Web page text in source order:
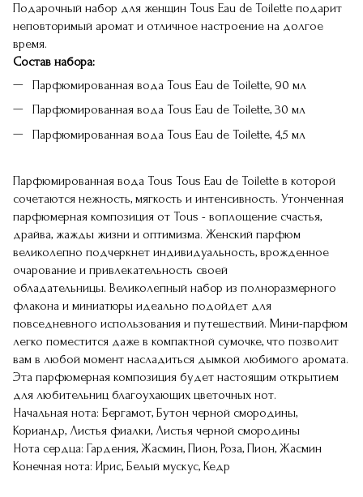
Подарочный набор для женщин Tous Eau de Toilette подарит
неповторимый аромат и отличное настроение на долгое
время.
Состав набора:
Парфюмированная вода Tous Eau de Toilette, 90 мл
Парфюмированная вода Tous Eau de Toilette, 30 мл
Парфюмированная вода Tous Eau de Toilette, 4,5 мл
Парфюмированная вода Tous Tous Eau de Toilette в которой
сочетаются нежность, мягкость и интенсивность. Утонченная
парфюмерная композиция от Tous - воплощение счастья,
драйва, жажды жизни и оптимизма. Женский парфюм
великолепно подчеркнет индивидуальность, врожденное
очарование и привлекательность своей
обладательницы. Великолепный набор из полноразмерного
флакона и миниатюры идеально подойдет для
повседневного использования и путешествий. Мини-парфюм
легко поместится даже в компактной сумочке, что позволит
вам в любой момент насладиться дымкой любимого аромата.
Эта парфюмерная композиция будет настоящим открытием
для любительниц благоухающих цветочных нот.
Начальная нота: Бергамот, Бутон черной смородины,
Кориандр, Листья фиалки, Листья черной смородины
Нота сердца: Гардения, Жасмин, Пион, Роза, Пион, Жасмин
Конечная нота: Ирис, Белый мускус, Кедр